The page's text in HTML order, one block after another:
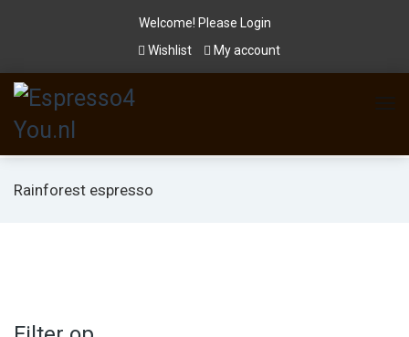
Welcome! Please
Login
Wishlist
My account
Rainforest espresso